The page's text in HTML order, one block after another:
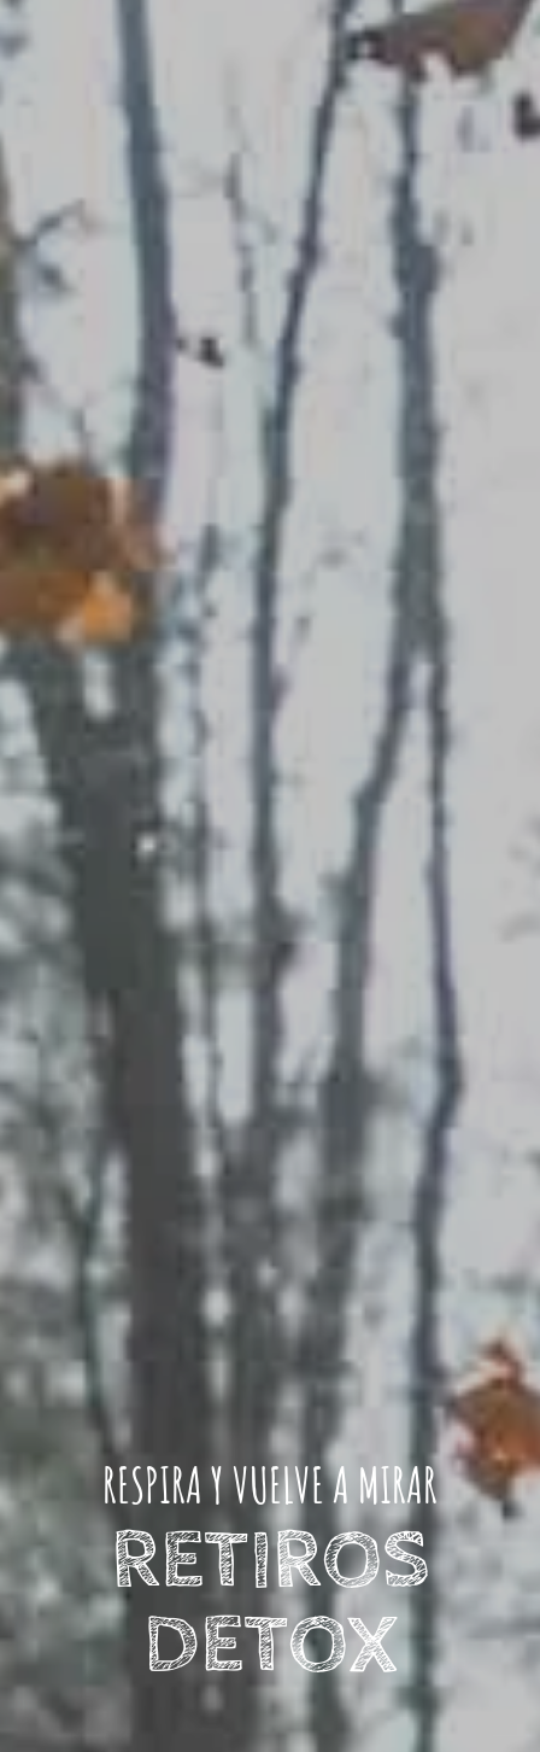
RESPIRA Y VUELVE A MIRAR
RETIROS
DETOX